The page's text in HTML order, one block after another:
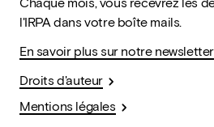
l'IRPA dans votre boîte mails.
En savoir plus sur notre newsletter
Droits d'auteur
Mentions légales